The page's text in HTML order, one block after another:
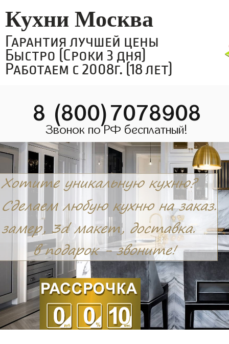
Кухни Москва
Гарантия лучшей цены
Быстро (Сроки 3 дня)
Работаем с 2008г. (18 лет)
8 (800)7078908
Звонок по РФ бесплатный!